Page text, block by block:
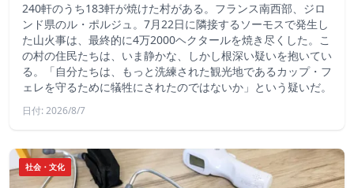
240軒のうち183軒が焼けた村がある。フランス南西部、ジロ
ンド県のル・ポルジュ。7月22日に隣接するソーモスで発生し
た山火事は、最終的に4万2000ヘクタールを焼き尽くした。こ
の村の住民たちは、いま静かな、しかし根深い疑いを抱いてい
る。「自分たちは、もっと洗練された観光地であるカップ・フ
ェレを守るために犠牲にされたのではないか」という疑いだ。
日付: 2026/8/7
社会・文化